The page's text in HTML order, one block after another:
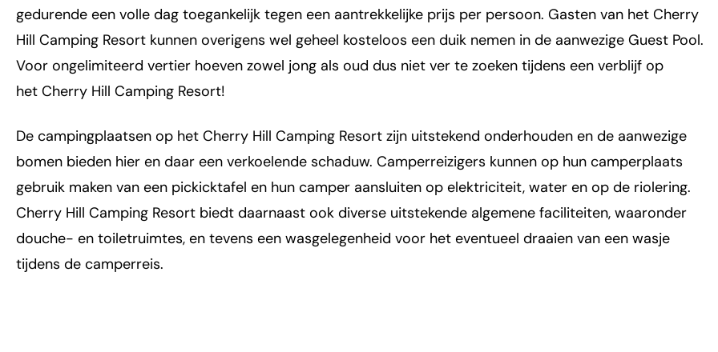
gedurende een volle dag toegankelijk tegen een aantrekkelijke prijs per persoon. Gasten van het Cherry
Hill Camping Resort kunnen overigens wel geheel kosteloos een duik nemen in de aanwezige Guest Pool.
Voor ongelimiteerd vertier hoeven zowel jong als oud dus niet ver te zoeken tijdens een verblijf op
het Cherry Hill Camping Resort!
De campingplaatsen op het Cherry Hill Camping Resort zijn uitstekend onderhouden en de aanwezige
bomen bieden hier en daar een verkoelende schaduw. Camperreizigers kunnen op hun camperplaats
gebruik maken van een pickicktafel en hun camper aansluiten op elektriciteit, water en op de riolering.
Cherry Hill Camping Resort biedt daarnaast ook diverse uitstekende algemene faciliteiten, waaronder
douche- en toiletruimtes, en tevens een wasgelegenheid voor het eventueel draaien van een wasje
tijdens de camperreis.